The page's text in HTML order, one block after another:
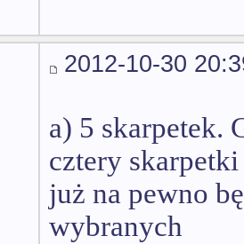
2012-10-30
a) 5 skarpetek.
cztery
już na pewno
wybranych